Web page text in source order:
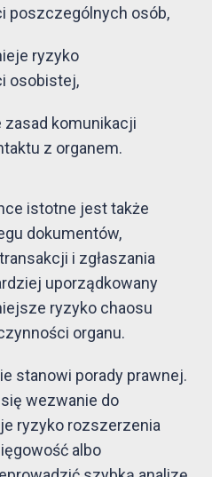
poszczególnych osób,
ryzyko
osobistej,
komunikacji
z organem.
istotne jest także
dokumentów,
i zgłaszania
uporządkowany
ryzyko chaosu
organu.
stanowi porady prawnej.
wezwanie do
ryzyko rozszerzenia
albo